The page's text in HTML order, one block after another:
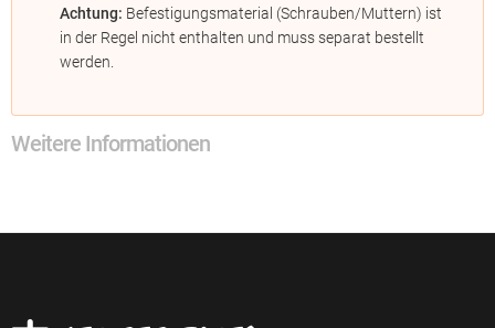
Achtung: Befestigungsmaterial (Schrauben/Muttern) ist
in der Regel nicht enthalten und muss separat bestellt
werden.
Weitere Informationen